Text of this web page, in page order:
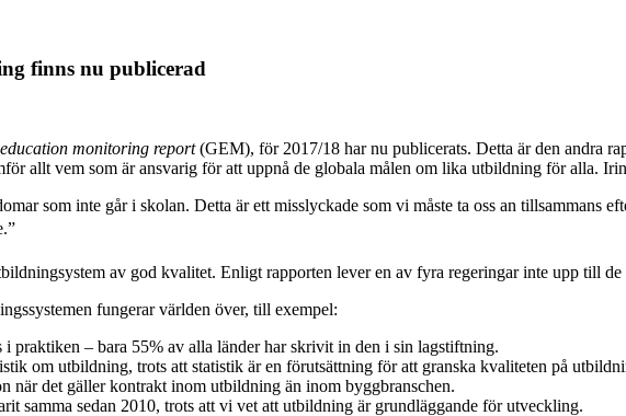
finns nu publicerad
monitoring report(GEM), för 2017/18 har nu publicerats. Detta är den andra
allt vem som är ansvarig för att uppnå de globala målen om lika utbildning för alla.
som inte går i skolan. Detta är ett misslyckade som vi måste ta oss an tillsammans
av god kvalitet. Enligt rapporten lever en av fyra regeringar inte upp till
fungerar världen över, till exempel:
praktiken – bara 55% av alla länder har skrivit in den i sin lagstiftning.
om utbildning, trots att statistik är en förutsättning för att granska kvaliteten på
när det gäller kontrakt inom utbildning än inom byggbranschen.
samma sedan 2010, trots att vi vet att utbildning är grundläggande för utveckling.